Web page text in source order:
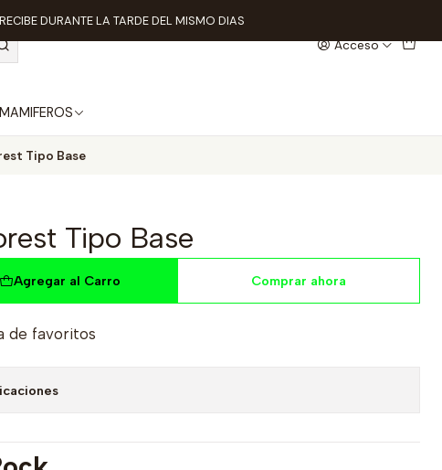
Acceso
DURANTE LA TARDE DEL MISMO DIAS
Tipo Base
Tipo Base
Agregar al Carro Comprar ahora
de favoritos